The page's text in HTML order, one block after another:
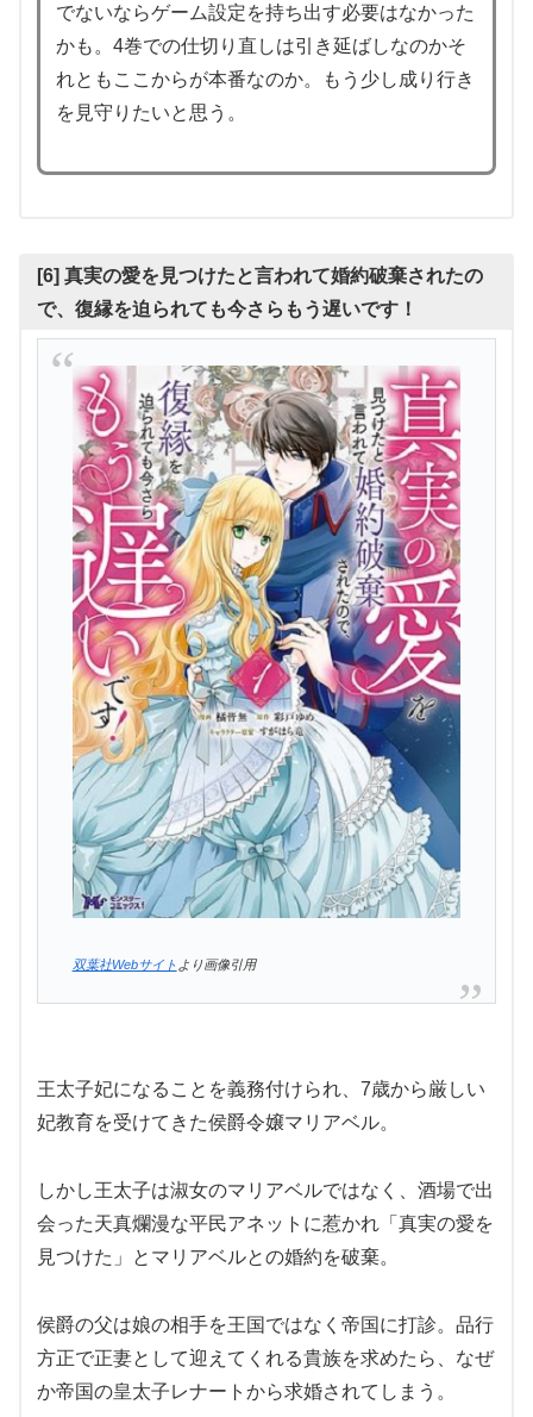
でないならゲーム設定を持ち出す必要はなかった
かも。4巻での仕切り直しは引き延ばしなのかそ
れともここからが本番なのか。もう少し成り行き
を見守りたいと思う。
[6] 真実の愛を見つけたと言われて婚約破棄されたの
で、復縁を迫られても今さらもう遅いです！
双葉社Webサイト より画像引用
王太子妃になることを義務付けられ、7歳から厳しい
妃教育を受けてきた侯爵令嬢マリアベル。
しかし王太子は淑女のマリアベルではなく、酒場で出
会った天真爛漫な平民アネットに惹かれ「真実の愛を
見つけた」とマリアベルとの婚約を破棄。
侯爵の父は娘の相手を王国ではなく帝国に打診。品行
方正で正妻として迎えてくれる貴族を求めたら、なぜ
か帝国の皇太子レナートから求婚されてしまう。